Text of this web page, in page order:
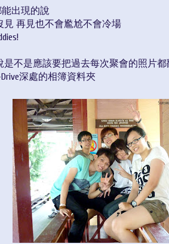
出現的說
再見也不會尷尬不會冷場
是不是應該要把過去每次聚會的照片都
深處的相簿資料夾